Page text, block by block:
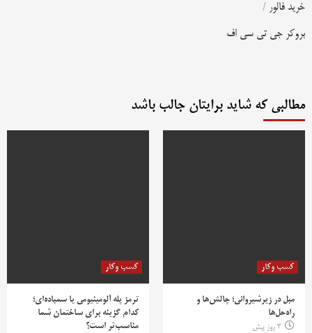
خرید فالور /
بروکر جی تی سی اف
مطالبی که شاید برایتان جالب باشد
کسب وکار
مبل در زیرشیروانی؛ چالش‌ها و
راه‌حل‌ها
3 روز پیش
کسب وکار
ترمز پله آلومینیومی یا سمباده‌ای؛
کدام گزینه برای ساختمان شما
مناسب‌تر است؟